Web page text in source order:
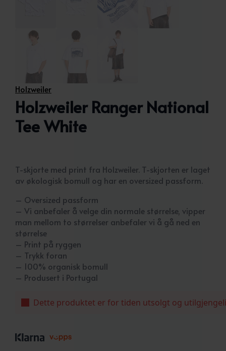
Holzweiler
Holzweiler Ranger National
Tee White
T-skjorte med print fra Holzweiler. T-skjorten er laget
av økologisk bomull og har en oversized passform.
– Oversized passform
– Vi anbefaler å velge din normale størrelse, vipper
man mellom to størrelser anbefaler vi å gå ned en
størrelse
– Print på ryggen
– Trykk foran
– 100% organisk bomull
– Produsert i Portugal
Dette produktet er for tiden utsolgt og